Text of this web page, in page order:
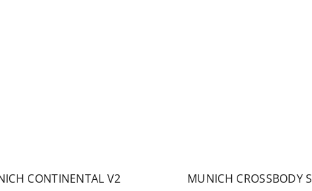
CONTINENTAL V2 MUNICH CROSSBODY